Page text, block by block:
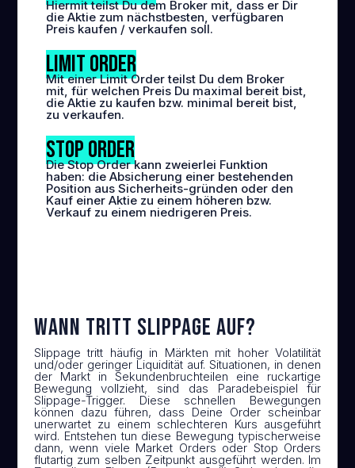
Hiermit teilst Du dem Broker mit, dass er Dir
die Aktie zum nächstbesten, verfügbaren
Preis kaufen / verkaufen soll.
Limit Order
Mit einer Limit Order teilst Du dem Broker
mit, für welchen Preis Du maximal bereit bist,
die Aktie zu kaufen bzw. minimal bereit bist,
zu verkaufen.
Stop Order
Die Stop Order kann zweierlei Funktion
haben: die Absicherung einer bestehenden
Position aus Sicherheits-gründen oder den
Kauf einer Aktie zu einem höheren bzw.
Verkauf zu einem niedrigeren Preis.
Wann tritt Slippage auf?
Slippage tritt häufig in Märkten mit hoher Volatilität
und/oder geringer Liquidität auf. Situationen, in denen
der Markt in Sekundenbruchteilen eine ruckartige
Bewegung vollzieht, sind das Paradebeispiel für
Slippage-Trigger. Diese schnellen Bewegungen
können dazu führen, dass Deine Order scheinbar
unerwartet zu einem schlechteren Kurs ausgeführt
wird. Entstehen tun diese Bewegung typischerweise
dann, wenn viele Market Orders oder Stop Orders
flutartig zum selben Zeitpunkt ausgeführt werden. Im